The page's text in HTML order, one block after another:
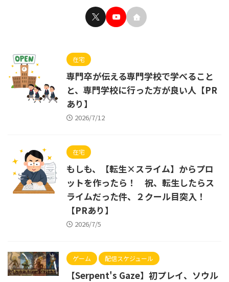
在宅
専門卒が伝える専門学校で学べること
と、専門学校に行った方が良い人【PR
あり】
2026/7/12
在宅
もしも、【転生×スライム】からプロ
ットを作ったら！ 祝、転生したらス
ライムだった件、２クール目突入！
【PRあり】
2026/7/5
ゲーム 配信スケジュール
【Serpent's Gaze】初プレイ、ソウル